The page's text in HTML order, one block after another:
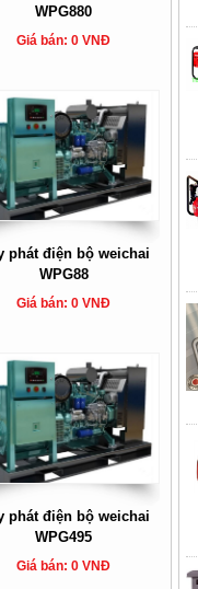
WPG880
Giá bán: 0 VNĐ
phát điện bộ weichai
WPG88
Giá bán: 0 VNĐ
phát điện bộ weichai
WPG495
Giá bán: 0 VNĐ